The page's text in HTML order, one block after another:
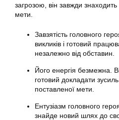
загрозою, він завжди
мети.
Завзятість головного
викликів і готовий
незалежно від обставин.
Його енергія безмежна.
готовий докладати
поставленої мети.
Ентузіазм головного
знайде новий шлях до